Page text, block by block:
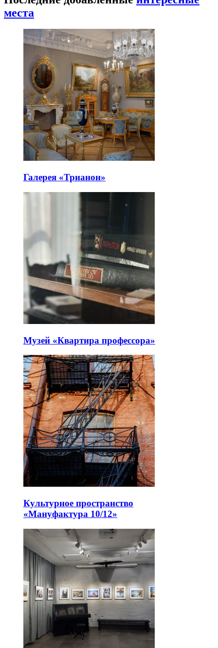
места
Галерея «Трианон»
Музей «Квартира профессора»
Культурное пространство
«Мануфактура 10/12»